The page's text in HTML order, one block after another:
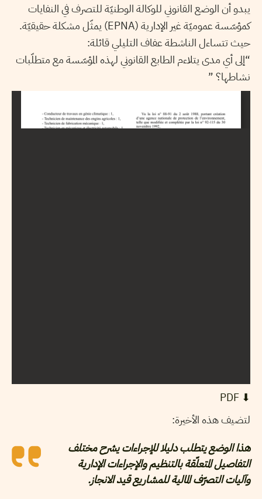
يبدو أن الوضع القانوني للوكالة الوطنيّة للتصرف في النفايات
كمؤسّسة عموميّة غير الإدارية (EPNA) يمثّل مشكلة حقيقيّة.
حيث تتساءل الناشطة عفاف التليلي قائلة:
“إلى أي مدى يتلاءم الطابع القانوني لهذه المؤسّسة مع متطلّبات
نشاطها؟ ”
⬇︎ PDF
لتضيف هذه الأخيرة:
هذا الوضع يتطلب دليلا للإجراءات يشرح مختلف
التفاصيل المتعلّقة بالتنظيم والإجراءات الإدارية
وآليات التصرّف المالية للمشاريع قيد الانجاز.